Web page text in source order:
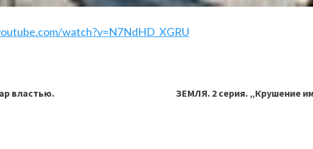
watch?v=N7NdHD_XGRU
властью.
ЗЕМЛЯ. 2 серия. „Крушение